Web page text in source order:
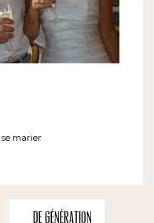
se marier
De génération